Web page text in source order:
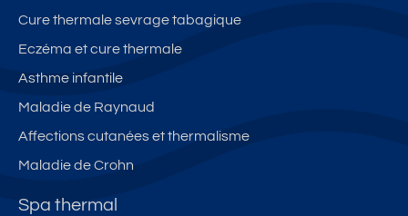
Cure thermale sevrage tabagique
Eczéma et cure thermale
Asthme infantile
Maladie de Raynaud
Affections cutanées et thermalisme
Maladie de Crohn
Spa thermal